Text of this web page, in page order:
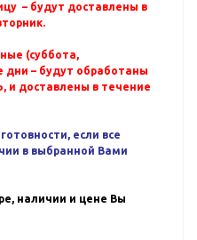
– будут доставлены в
(суббота,
дни – будут обработаны
доставлены в течение
если все
в выбранной Вами
наличии и цене Вы